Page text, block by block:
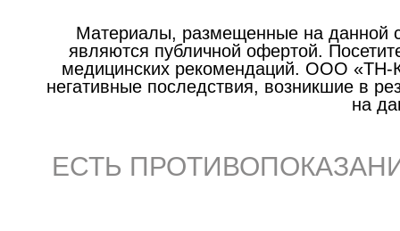
Материалы, размещенные на данной
являются публичной офертой.
медицинских рекомендаций. ООО «ТН-
негативные последствия, возникшие в
на
ЕСТЬ